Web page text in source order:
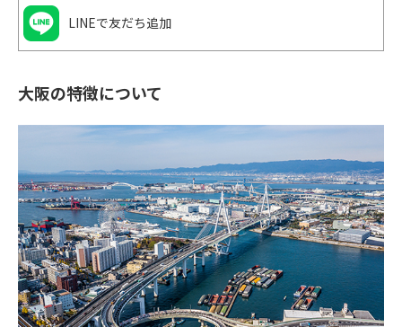
大阪の特徴について
LINEで友だち追加